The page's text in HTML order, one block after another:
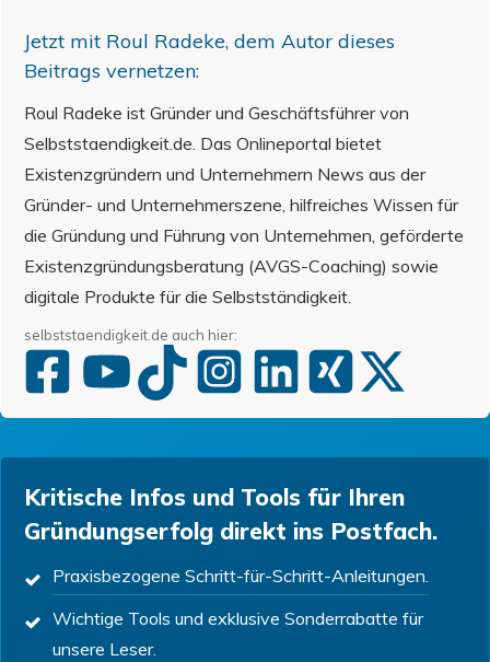
Jetzt mit Roul Radeke, dem Autor dieses
Beitrags vernetzen:
Roul Radeke ist Gründer und Geschäftsführer von
Selbststaendigkeit.de. Das Onlineportal bietet
Existenzgründern und Unternehmern News aus der
Gründer- und Unternehmerszene, hilfreiches Wissen für
die Gründung und Führung von Unternehmen, geförderte
Existenzgründungsberatung (AVGS-Coaching) sowie
digitale Produkte für die Selbstständigkeit.
selbststaendigkeit.de auch hier:
Kritische Infos und Tools für Ihren
Gründungserfolg direkt ins Postfach.
Praxisbezogene Schritt-für-Schritt-Anleitungen.
Wichtige Tools und exklusive Sonderrabatte für
unsere Leser.